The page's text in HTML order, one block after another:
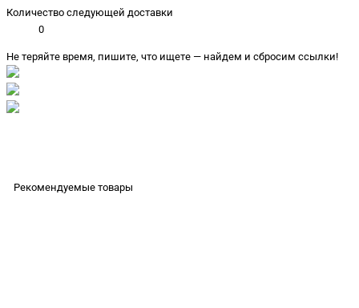
Количество следующей доставки
0
Не теряйте время, пишите, что ищете — найдем и сбросим ссылки!
Рекомендуемые товары